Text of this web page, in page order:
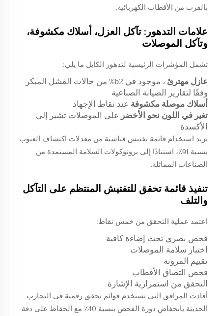
بالقرب من الأقطاب الكهربائية.
علامات التدهور: تآكل العزل، أسلاك مكشوفة،
وتآكل الموصلات
تشمل المؤشرات الرئيسية لتدهور الكابل ما يلي:
عازل مهترئ
، موجود في 62% من حالات الفشل المبكر
وفقًا لتقارير الصيانة الصناعية
أسلاك موصلة مكشوفة عند نقاط الإجهاد
تغير في اللون نحو الأخضر على الموصلات تشير إلى
الأكسدة
يزيد استخدام قائمة تفتيش قياسية من معدلات اكتشاف العيوب
بنسبة 91٪، استنادًا إلى بروتوكولات السلامة المستمدة من
الصناعات المماثلة.
تنفيذ قائمة تحقق للتفتيش المنتظم على التآكل
والتلف
اعتمد عملية التحقق من خمس نقاط:
فحص بصري تحت إضاءة كافية
اختبار سلامة الموصلات
تقييم المرونة
فحص التصاق الأقطاب
التحقق من استمرارية الإشارة
أفادت المرافق التي تستخدم قوائم تحقق رقمية في التجارب
الحديثة بانخفاض دورة الفحص بنسبة 40٪ مع الحفاظ على دقة